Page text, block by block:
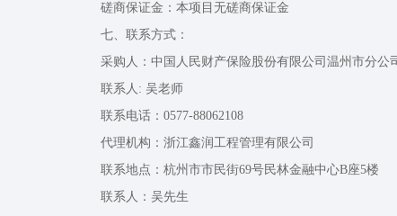
磋商保证金：本项目无磋商保证金
七、联系方式：
采购人：中国人民财产保险股份有限公司温州市分公
联系人: 吴老师
联系电话：0577-88062108
代理机构：浙江鑫润工程管理有限公司
联系地点：杭州市市民街69号民林金融中心B座5楼
联系人：吴先生